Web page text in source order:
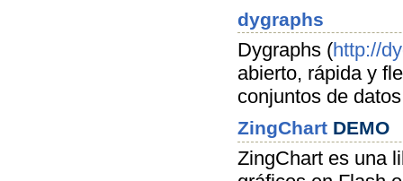
dygraphs
Dygraphs (http://
abierto, rápida y
conjuntos de
ZingChartDEMO
ZingChart es una